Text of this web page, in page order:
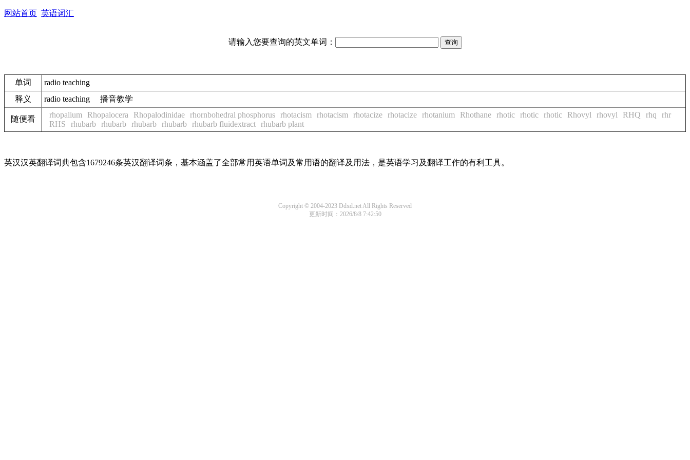
网站首页 英语词汇
请输入您要查询的英文单词：
单词
radio teaching
释义
radio teaching 播音教学
随便看 rhopalium Rhopalocera Rhopalodinidae rhornbohedral phosphorus rhotacism rhotacism rhotacize rhotacize rhotanium Rhothane rhotic rhotic rhotic Rhovyl rhovyl RHQ rhq
rhr
RHS
rhubarb rhubarb rhubarb rhubarb rhubarb fluidextract rhubarb plant
英汉汉英翻译词典包含1679246条英汉翻译词条，基本涵盖了全部常用英语单词及常用语的翻译及用法，是英语学习及翻译工作的有利工具。
Copyright © 2004-2023 Ddxd.net All Rights Reserved
更新时间：2026/8/8 7:42:50